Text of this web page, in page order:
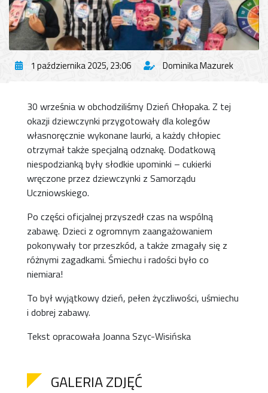
1 października 2025, 23:06 Dominika Mazurek
30 września w obchodziliśmy Dzień Chłopaka. Z tej
okazji dziewczynki przygotowały dla kolegów
własnoręcznie wykonane laurki, a każdy chłopiec
otrzymał także specjalną odznakę. Dodatkową
niespodzianką były słodkie upominki – cukierki
wręczone przez dziewczynki z Samorządu
Uczniowskiego.
Po części oficjalnej przyszedł czas na wspólną
zabawę. Dzieci z ogromnym zaangażowaniem
pokonywały tor przeszkód, a także zmagały się z
różnymi zagadkami. Śmiechu i radości było co
niemiara!
To był wyjątkowy dzień, pełen życzliwości, uśmiechu
i dobrej zabawy.
Tekst opracowała Joanna Szyc-Wisińska
GALERIA ZDJĘĆ